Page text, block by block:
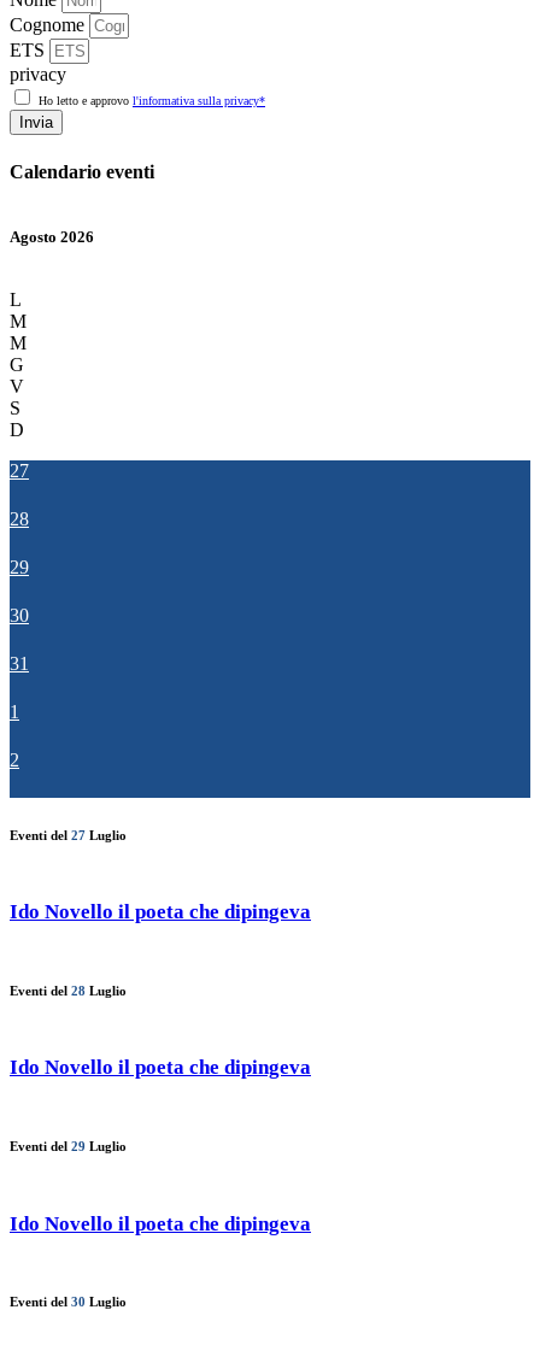
Cognome
ETS
privacy
Ho letto e approvo l'informativa sulla privacy*
Invia
Calendario eventi
Agosto 2026
L
M
M
G
V
S
D
27
28
29
30
31
1
2
Eventi del 27 Luglio
Ido Novello il poeta che dipingeva
Eventi del 28 Luglio
Ido Novello il poeta che dipingeva
Eventi del 29 Luglio
Ido Novello il poeta che dipingeva
Eventi del 30 Luglio